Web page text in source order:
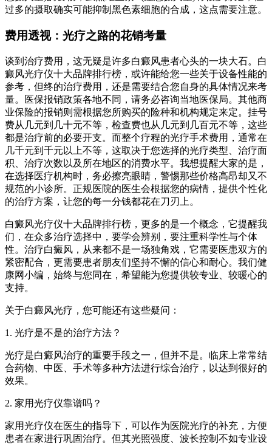
过多的摄取确实可能抑制黑色素细胞的合成，这点需要注意。
费用透视：光疗之路的花销考量
谈到治疗费用，这无疑是许多白癜风患者心头的一块大石。白
癜风光疗仪十大品牌排行榜，或许能给您一些关于设备性能的
参考，但终的治疗费用，还是需要结合您自身的具体情况来考
量。医保报销政策各地不同，请务必咨询当地医保局。其他商
业保险的报销则需根据您所购买的险种和机构规定来定。挂号
费从几元到几十元不等，检查费也从几元到几百元不等，这些
都是治疗前的必要开支。而整个疗程的光疗手术费用，通常在
几千元到千元以上不等，这取决于您选择的光疗类型、治疗面
积、治疗次数以及所在地区的消费水平。我想提醒大家的是，
在选择医疗机构时，务必擦亮眼睛，警惕那些价格高昂却又不
规范的小诊所。正规医院的医生会根据您的病情，提供个性化
的治疗方案，让您的每一分钱都花在刀刃上。
白癜风光疗仪十大品牌排行榜，更多的是一个概念，它提醒我
们，在众多治疗选择中，要学会辨别，要注重科学性与个体
性。治疗白癜风，从来都不是一场独角戏，它需要医患双方的
紧密配合，更需要患者朋友们坚持不懈的信心和耐心。我们健
康网小编，始终与您同在，希望能为您提供较专业、较暖心的
支持。
关于白癜风光疗，您可能还有这些疑问：
1. 光疗是不是的治疗方法？
光疗是白癜风治疗的重要手段之一，但并不是。临床上常常结
合药物、中医、手术等多种方法进行综合治疗，以达到很好的
效果。
2. 家用光疗仪靠谱吗？
家用光疗仪在医生的指导下，可以作为医院光疗的补充，方便
患者在家进行巩固治疗。但其光照强度、波长控制不如专业设